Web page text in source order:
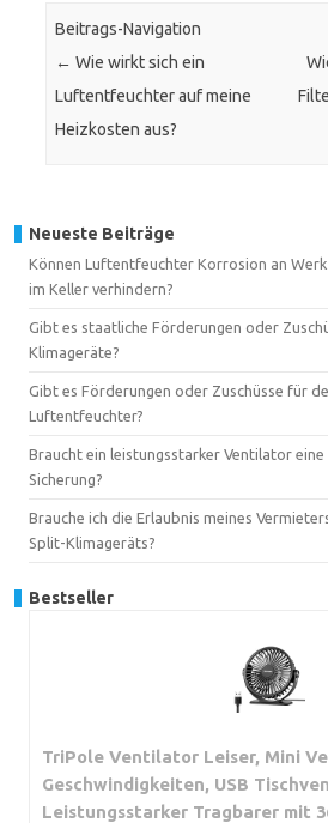
Beitrags-Navigation
← Wie wirkt sich ein
Luftentfeuchter auf meine
Heizkosten aus?
Neueste Beiträge
Können Luftentfeuchter Korrosion an
im Keller verhindern?
Gibt es staatliche Förderungen oder
Klimageräte?
Gibt es Förderungen oder Zuschüsse für
Luftentfeuchter?
Braucht ein leistungsstarker Ventilator
Sicherung?
Brauche ich die Erlaubnis meines
Split-Klimageräts?
Bestseller
TriPole Ventilator Leiser, Mini
Geschwindigkeiten, USB
Leistungsstarker Tragbarer mit